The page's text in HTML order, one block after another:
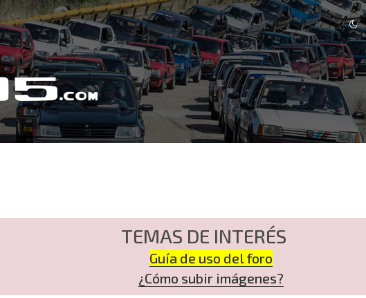
TEMAS DE INTERÉS
Guía de uso del foro
¿Cómo subir imágenes?